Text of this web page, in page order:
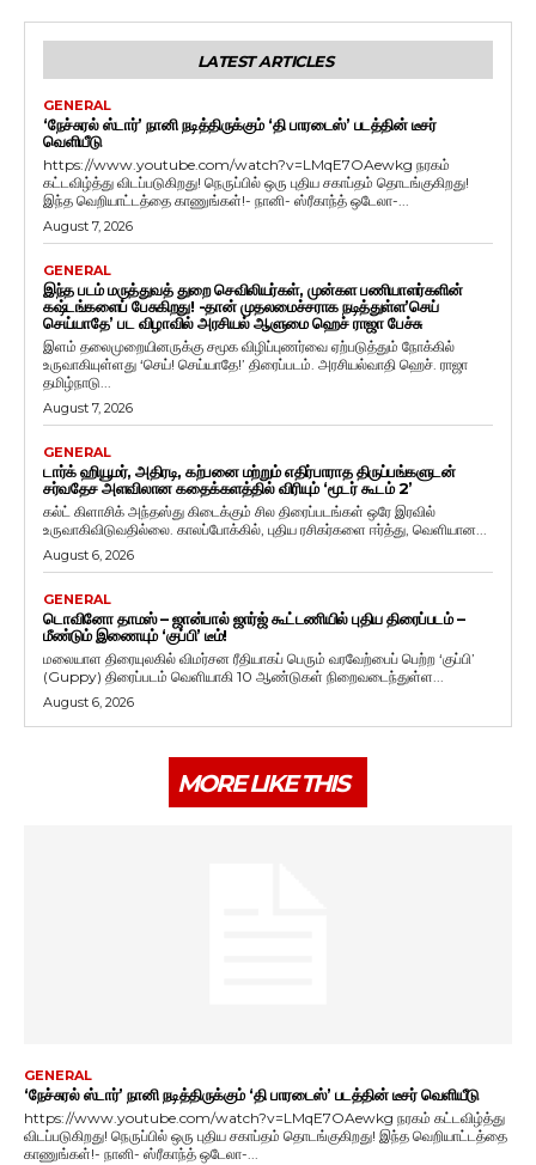
LATEST ARTICLES
GENERAL
‘நேச்சுரல் ஸ்டார்’ நானி நடித்திருக்கும் ‘தி பாரடைஸ்’ படத்தின் டீசர்
வெளியீடு
https://www.youtube.com/watch?v=LMqE7OAewkg நரகம்
கட்டவிழ்த்து விடப்படுகிறது! நெருப்பில் ஒரு புதிய சகாப்தம் தொடங்குகிறது!
இந்த வெறியாட்டத்தை காணுங்கள்!- நானி- ஸ்ரீகாந்த் ஒடேலா-...
August 7, 2026
GENERAL
இந்த படம் மருத்துவத் துறை செவிலியர்கள், முன்கள பணியாளர்களின்
கஷ்டங்களைப் பேசுகிறது! -தான் முதலமைச்சராக நடித்துள்ள’செய்
செய்யாதே’ பட விழாவில் அரசியல் ஆளுமை ஹெச் ராஜா பேச்சு
இளம் தலைமுறையினருக்கு சமூக விழிப்புணர்வை ஏற்படுத்தும் நோக்கில்
உருவாகியுள்ளது ‘செய்! செய்யாதே!’ திரைப்படம். அரசியல்வாதி ஹெச். ராஜா
தமிழ்நாடு...
August 7, 2026
GENERAL
டார்க் ஹியூமர், அதிரடி, கற்பனை மற்றும் எதிர்பாராத திருப்பங்களுடன்
சர்வதேச அளவிலான கதைக்களத்தில் விரியும் ‘மூடர் கூடம் 2’
கல்ட் கிளாசிக் அந்தஸ்து கிடைக்கும் சில திரைப்படங்கள் ஒரே இரவில்
உருவாகிவிடுவதில்லை. காலப்போக்கில், புதிய ரசிகர்களை ஈர்த்து, வெளியான...
August 6, 2026
GENERAL
டொவினோ தாமஸ் – ஜான்பால் ஜார்ஜ் கூட்டணியில் புதிய திரைப்படம் –
மீண்டும் இணையும் ‘குப்பி’ டீம்!
மலையாள திரையுலகில் விமர்சன ரீதியாகப் பெரும் வரவேற்பைப் பெற்ற ‘குப்பி’
(Guppy) திரைப்படம் வெளியாகி 10 ஆண்டுகள் நிறைவடைந்துள்ள...
August 6, 2026
MORE LIKE THIS
GENERAL
‘நேச்சுரல் ஸ்டார்’ நானி நடித்திருக்கும் ‘தி பாரடைஸ்’ படத்தின் டீசர் வெளியீடு
https://www.youtube.com/watch?v=LMqE7OAewkg நரகம் கட்டவிழ்த்து
விடப்படுகிறது! நெருப்பில் ஒரு புதிய சகாப்தம் தொடங்குகிறது! இந்த வெறியாட்டத்தை
காணுங்கள்!- நானி- ஸ்ரீகாந்த் ஒடேலா-...